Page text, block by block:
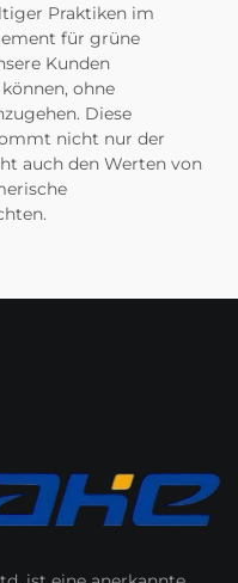
Praktiken im
für grüne
Kunden
ohne
Diese
nicht nur der
auch den Werten von